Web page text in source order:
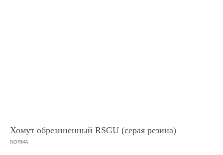
Хомут обрезиненный RSGU (серая резина)
NORMA